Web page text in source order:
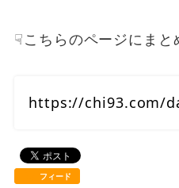
☟こちらのページにまと
https://chi93.com/
フィード